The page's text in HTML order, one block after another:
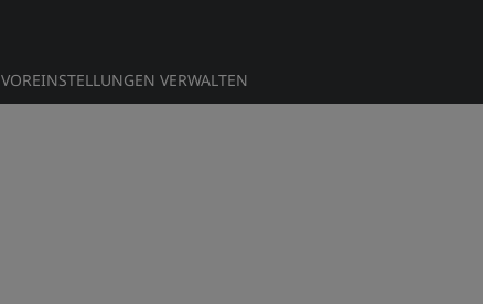
VOREINSTELLUNGEN VERWALTEN